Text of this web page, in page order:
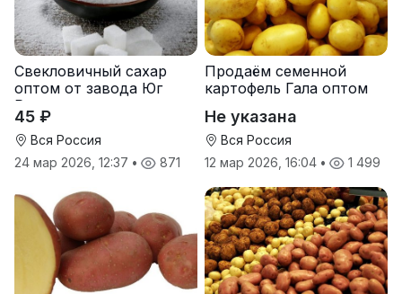
Свекловичный сахар
оптом от завода Юг
Руси
45 ₽
Вся Россия
24 мар 2026, 12:37 • 871
Продаём семенной
картофель Гала оптом
Не указана
Вся Россия
12 мар 2026, 16:04 • 1 499